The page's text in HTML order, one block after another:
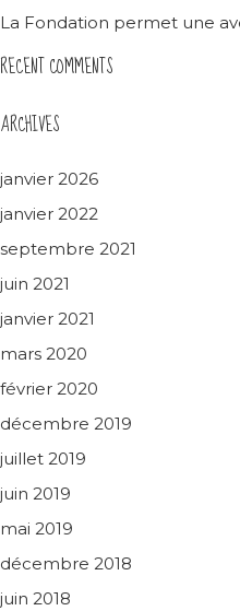
La Fondation permet une
RECENT COMMENTS
ARCHIVES
janvier 2026
janvier 2022
septembre 2021
juin 2021
janvier 2021
mars 2020
février 2020
décembre 2019
juillet 2019
juin 2019
mai 2019
décembre 2018
juin 2018